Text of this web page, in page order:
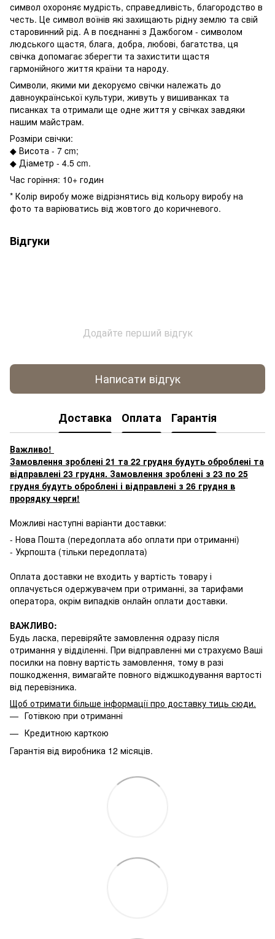
символ охороняє мудрість, справедливість, благородство в
честь. Це символ воїнів які захищають рідну землю та свій
старовинний рід. А в поєднанні з Дажбогом - символом
людського щастя, блага, добра, любові, багатства, ця
свічка допомагає зберегти та захистити щастя
гармонійного життя країни та народу.
Символи, якими ми декоруємо свічки належать до
давноукраїнської культури, живуть у вишиванках та
писанках та отримали ще одне життя у свічках завдяки
нашим майстрам.
Розміри свічки:
◆ Висота - 7 cm;
◆ Діаметр - 4.5 cm.
Час горіння: 10+ годин
* Колір виробу може відрізнятись від кольору виробу на
фото та варіюватись від жовтого до коричневого.
Відгуки
Додайте перший відгук
Написати відгук
Доставка Оплата Гарантія
Важливо!
Замовлення зроблені 21 та 22 грудня будуть оброблені та
відправлені 23 грудня. Замовлення зроблені з 23 по 25
грудня будуть оброблені і відправлені з 26 грудня в
прорядку черги!
Можливі наступні варіанти доставки:
- Нова Пошта (передоплата або оплати при отриманні)
- Укрпошта (тільки передоплата)
Оплата доставки не входить у вартість товару і
оплачується одержувачем при отриманні, за тарифами
оператора, окрім випадків онлайн оплати доставки.
ВАЖЛИВО:
Будь ласка, перевіряйте замовлення одразу після
отримання у відділенні. При відправленні ми страхуємо Ваші
посилки на повну вартість замовлення, тому в разі
пошкодження, вимагайте повного віджшкодування вартості
від перевізника.
Щоб отримати більше інформації про доставку тиць сюди.
Готівкою при отриманні
Кредитною карткою
Гарантія від виробника 12 місяців.